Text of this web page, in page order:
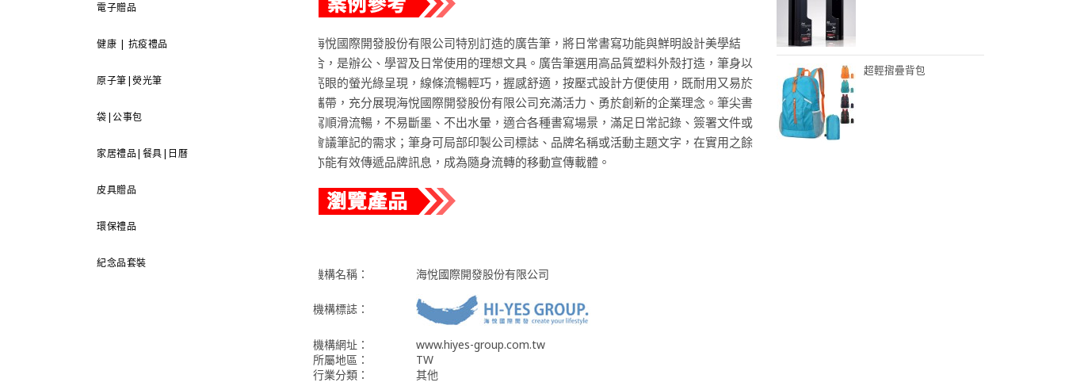
電子贈品
健康 | 抗疫禮品
原子筆|熒光筆
袋|公事包
家居禮品|餐具|日曆
皮具贈品
環保禮品
紀念品套裝
海悅國際開發股份有限公司特別訂造的廣告筆，將日常書寫功能與鮮明設計美學結
合，是辦公、學習及日常使用的理想文具。廣告筆選用高品質塑料外殼打造，筆身以
亮眼的螢光綠呈現，線條流暢輕巧，握感舒適，按壓式設計方便使用，既耐用又易於
攜帶，充分展現海悅國際開發股份有限公司充滿活力、勇於創新的企業理念。筆尖書
寫順滑流暢，不易斷墨、不出水暈，適合各種書寫場景，滿足日常記錄、簽署文件或
會議筆記的需求；筆身可局部印製公司標誌、品牌名稱或活動主題文字，在實用之餘
亦能有效傳遞品牌訊息，成為隨身流轉的移動宣傳載體。
機構名稱： 海悅國際開發股份有限公司
機構標誌：
機構網址：
www.hiyes-group.com.tw
所屬地區：
TW
行業分類：
其他
超輕摺疊背包